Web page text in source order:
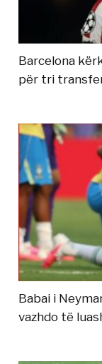
Barcelona
për tri
Babai i
vazhdo të